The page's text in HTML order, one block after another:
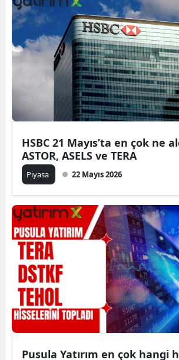
HSBC 21 Mayıs’ta en çok ne
ASTOR, ASELS ve TERA
Piyasa 22 Mayıs 2026
Pusula Yatırım en çok hangi